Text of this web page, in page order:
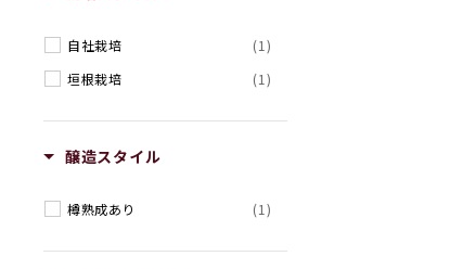
自社栽培
(1)
垣根栽培
(1)
醸造スタイル
樽熟成あり (1)